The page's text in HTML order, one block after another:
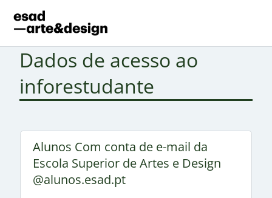
Dados de acesso ao
inforestudante
Alunos Com conta de e-mail da
Escola Superior de Artes e Design
@alunos.esad.pt